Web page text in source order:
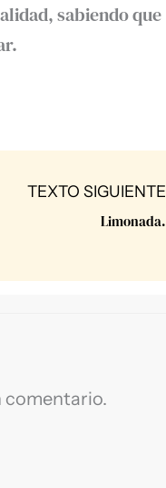
sabiendo que
TEXTO SIGUIENTE
Limonada.
comentario.